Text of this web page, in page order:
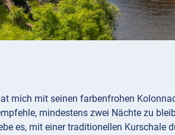
mich mit seinen farbenfrohen
mindestens zwei Nächte zu
es, mit einer traditionellen Kurschale